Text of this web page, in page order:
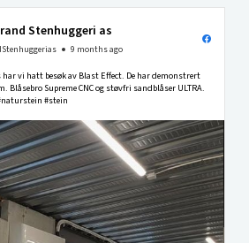
Stenhuggeri as
9 months ago
vi hatt besøk av Blast Effect. De har demonstrert
#stein